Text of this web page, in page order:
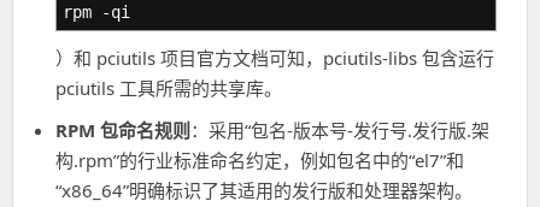
rpm -qi
）和 pciutils 项目官方文档可知，pciutils-libs 包含运行
pciutils 工具所需的共享库。
RPM 包命名规则 ：采用“包名-版本号-发行号.发行版.架
构.rpm”的行业标准命名约定，例如包名中的“el7”和
“x86_64”明确标识了其适用的发行版和处理器架构。